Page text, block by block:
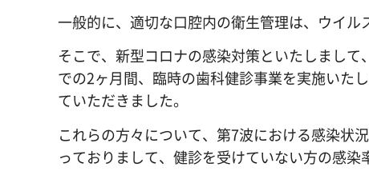
一般的に、適切な口腔内の衛生管理は、ウイル
そこで、新型コロナの感染対策といたしまし
での2ヶ月間、臨時の歯科健診事業を実施いた
ていただきました。
これらの方々について、第7波における感染状
っておりまして、健診を受けていない方の感